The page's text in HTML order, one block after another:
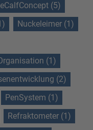
(5)
Nuckeleimer (1)
(1)
(2)
PenSystem (1)
Refraktometer (1)